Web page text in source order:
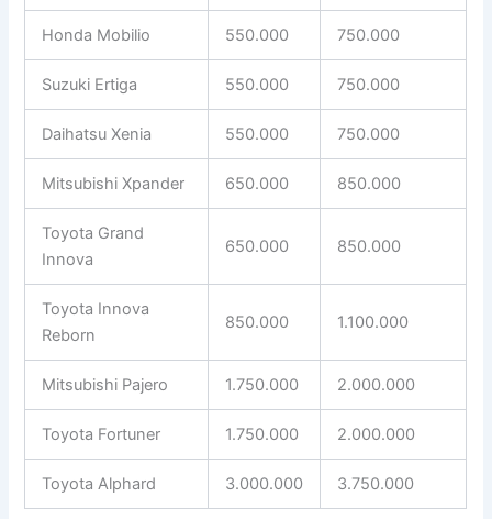
Honda Mobilio 550.000 750.000
Suzuki Ertiga 550.000 750.000
Daihatsu Xenia 550.000 750.000
Mitsubishi Xpander 650.000 850.000
Toyota Grand
Innova
650.000 850.000
Toyota Innova
Reborn
850.000 1.100.000
Mitsubishi Pajero 1.750.000 2.000.000
Toyota Fortuner 1.750.000 2.000.000
Toyota Alphard 3.000.000 3.750.000